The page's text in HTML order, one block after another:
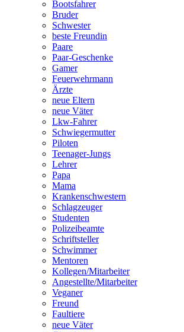
Bootsfahrer
Bruder
Schwester
beste Freundin
Paare
Paar-Geschenke
Gamer
Feuerwehrmann
Ärzte
neue Eltern
neue Väter
Lkw-Fahrer
Schwiegermutter
Piloten
Teenager-Jungs
Lehrer
Papa
Mama
Krankenschwestern
Schlagzeuger
Studenten
Polizeibeamte
Schriftsteller
Schwimmer
Mentoren
Kollegen/Mitarbeiter
Angestellte/Mitarbeiter
Veganer
Freund
Faultiere
neue Väter